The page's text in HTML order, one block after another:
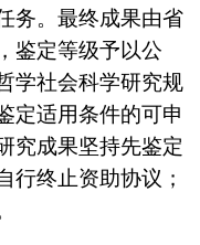
务。最终成果由省
鉴定等级予以公
学社会科学研究规
定适用条件的可申
究成果坚持先鉴定
行终止资助协议；